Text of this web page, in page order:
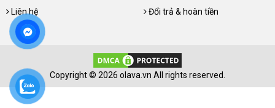
Liên hệ
Đổi trả & hoàn tiền
Copyright © 2026 olava.vn All rights reserved.